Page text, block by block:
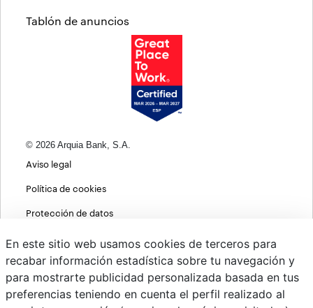
Tablón de anuncios
© 2026 Arquia Bank, S.A.
Aviso legal
Política de cookies
Protección de datos
MIFID
Políticas ASG
En este sitio web usamos cookies de terceros para
recabar información estadística sobre tu navegación y
para mostrarte publicidad personalizada basada en tus
preferencias teniendo en cuenta el perfil realizado al